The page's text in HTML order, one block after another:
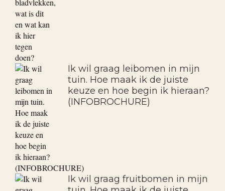
Ik wil graag leibomen in mijn
tuin. Hoe maak ik de juiste
keuze en hoe begin ik hieraan?
(INFOBROCHURE)
Ik wil graag fruitbomen in mijn